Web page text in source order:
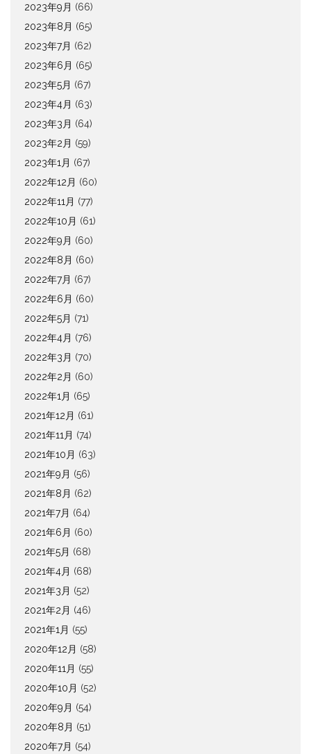
2023年9月 (66)
2023年8月 (65)
2023年7月 (62)
2023年6月 (65)
2023年5月 (67)
2023年4月 (63)
2023年3月 (64)
2023年2月 (59)
2023年1月 (67)
2022年12月 (60)
2022年11月 (77)
2022年10月 (61)
2022年9月 (60)
2022年8月 (60)
2022年7月 (67)
2022年6月 (60)
2022年5月 (71)
2022年4月 (76)
2022年3月 (70)
2022年2月 (60)
2022年1月 (65)
2021年12月 (61)
2021年11月 (74)
2021年10月 (63)
2021年9月 (56)
2021年8月 (62)
2021年7月 (64)
2021年6月 (60)
2021年5月 (68)
2021年4月 (68)
2021年3月 (52)
2021年2月 (46)
2021年1月 (55)
2020年12月 (58)
2020年11月 (55)
2020年10月 (52)
2020年9月 (54)
2020年8月 (51)
2020年7月 (54)